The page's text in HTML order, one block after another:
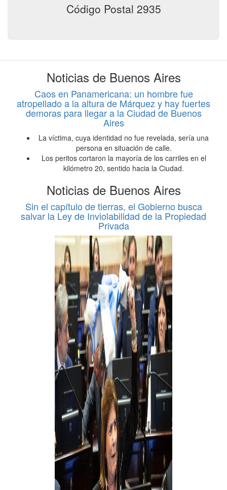
Código Postal 2935
Noticias de Buenos Aires
Caos en Panamericana: un hombre fue
atropellado a la altura de Márquez y hay fuertes
demoras para llegar a la Ciudad de Buenos
Aires
La víctima, cuya identidad no fue revelada, sería una
persona en situación de calle.
Los peritos cortaron la mayoría de los carriles en el
kilómetro 20, sentido hacia la Ciudad.
Noticias de Buenos Aires
Sin el capítulo de tierras, el Gobierno busca
salvar la Ley de Inviolabilidad de la Propiedad
Privada